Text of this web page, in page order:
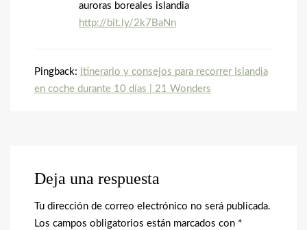
auroras boreales islandia
http://bit.ly/2k7BaNn
Pingback: Itinerario y consejos para recorrer Islandia
en coche durante 10 días | 21 Wonders
Deja una respuesta
Tu dirección de correo electrónico no será publicada.
Los campos obligatorios están marcados con *